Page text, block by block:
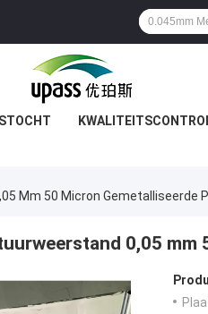
Mm 50 Micron Gemetalliseerde
0,05 mm